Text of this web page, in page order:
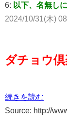
6: 以下、名無し
2024/10/31(木)
ダチョウ
続きを読む
Source: http://